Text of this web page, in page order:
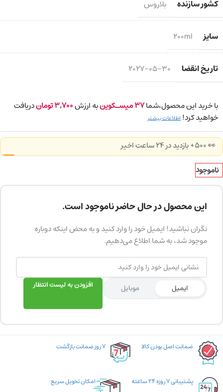
کشور سازنده بلاروس
سایز 200ml
تاریخ انقضا 2027-05-30
با خرید این محصول،شما37میسـکوینبه ارزش3,700توماندریافت
خواهید کرد! اطلاعات بیشتر
👀 500+ بازدید در ۲۴ ساعت اخیر
ناموجود
این محصول در حال حاضر ناموجود است.
نگران نباشید! ایمیل خود را وارد کنید و به محض اینکه دوباره
موجود شد، به شما اطلاع می‌دهیم.
ایمیل موبایل افزودن به لیست انتظار
ضمانت اصل بودن کالا ۷ روز ضمانت بازگشت
پشتیبانی ۷ روزه ۲۴ ساعته امکان تحویل سریع